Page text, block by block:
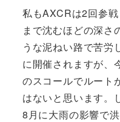
私もAXCRは2回参
まで沈むほどの深さ
うな泥ねい路で苦労
に開催されますが、
のスコールでルート
はないと思います。
8月に大雨の影響で